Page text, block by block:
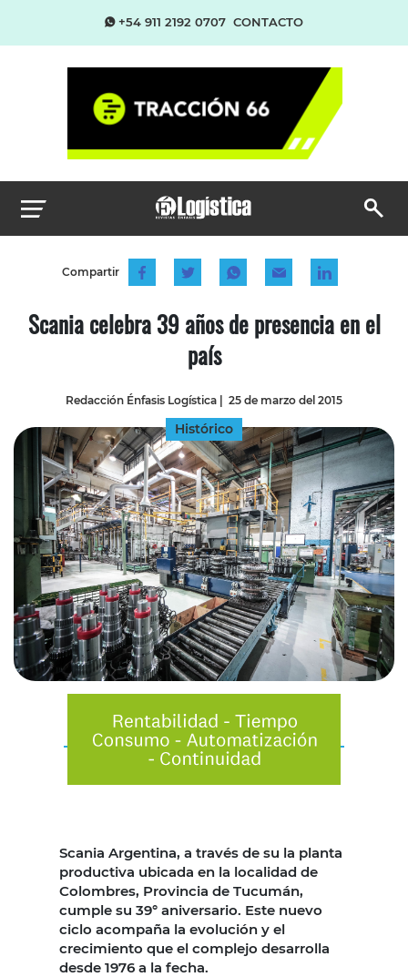
+54 911 2192 0707 CONTACTO
Compartir
Scania celebra 39 años de presencia en el
país
Redacción Énfasis Logística | 25 de marzo del 2015
Histórico
Scania Argentina, a través de su la planta
productiva ubicada en la localidad de
Colombres, Provincia de Tucumán,
cumple su 39° aniversario. Este nuevo
ciclo acompaña la evolución y el
crecimiento que el complejo desarrolla
desde 1976 a la fecha.